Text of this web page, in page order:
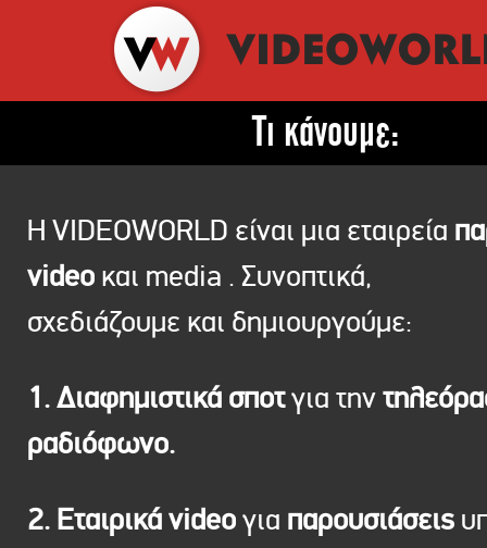
Τι κάνουμε:
Η VIDEOWORLD είναι μια εταιρεία
video και media . Συνοπτικά,
σχεδιάζουμε και δημιουργούμε:
1. Διαφημιστικά σποτγια την
ραδιόφωνο.
2. Εταιρικά videoγια παρουσιάσεις